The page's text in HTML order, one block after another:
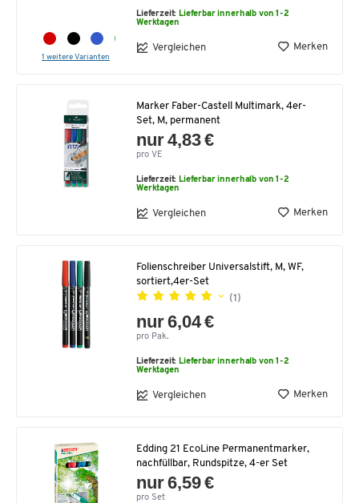
1 weitere Varianten
Lieferzeit: Lieferbar innerhalb von 1-2
Werktagen
Vergleichen Merken
Marker Faber-Castell Multimark, 4er-
Set, M, permanent
nur 4,83 €
pro VE
Lieferzeit: Lieferbar innerhalb von 1-2
Werktagen
Vergleichen Merken
Folienschreiber Universalstift, M, WF,
sortiert,4er-Set
(1)
nur 6,04 €
pro Pak.
Lieferzeit: Lieferbar innerhalb von 1-2
Werktagen
Vergleichen Merken
Edding 21 EcoLine Permanentmarker,
nachfüllbar, Rundspitze, 4-er Set
nur 6,59 €
pro Set